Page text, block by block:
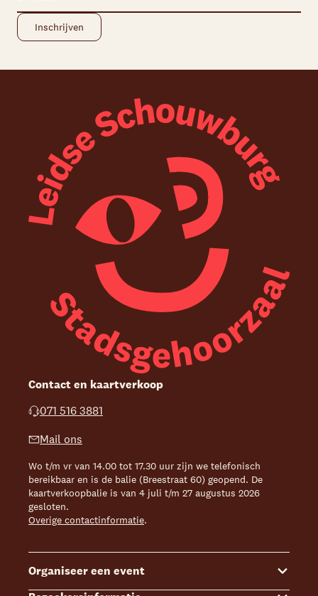
Contact en kaartverkoop
071 516 3881
Mail ons
Wo t/m vr van 14.00 tot 17.30 uur zijn we telefonisch
bereikbaar en is de balie (Breestraat 60) geopend. De
kaartverkoopbalie is van 4 juli t/m 27 augustus 2026
gesloten.
Overige contactinformatie.
Organiseer een event